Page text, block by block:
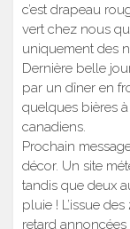
c’est drapeau
vert chez nous
uniquement des
Dernière belle
par un dîner en
quelques bières
canadiens.
Prochain
décor. Un site
tandis que deux
pluie ! L’issue
retard